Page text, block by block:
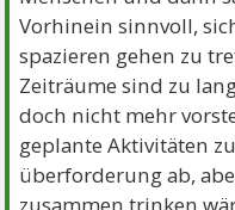
Vorhinein sinnvoll,
spazieren gehen zu
Zeiträume sind zu
doch nicht mehr
geplante Aktivitäten
überforderung ab,
zusammen trinken